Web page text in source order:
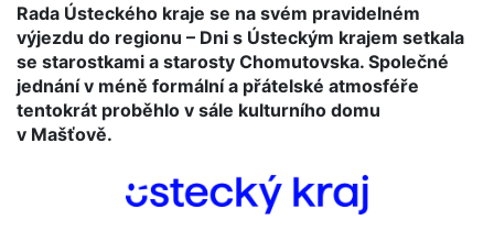
Rada Ústeckého kraje se na svém pravidelném
výjezdu do regionu – Dni s Ústeckým krajem setkala
se starostkami a starosty Chomutovska. Společné
jednání v méně formální a přátelské atmosféře
tentokrát proběhlo v sále kulturního domu
v Mašťově.